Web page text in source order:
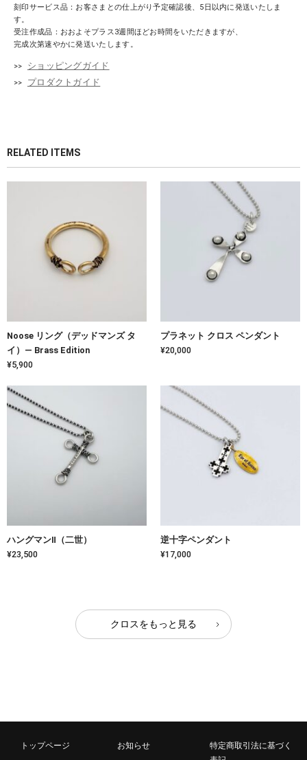
刻印サービス品：お客さまとの仕上がり予定確認後、5日以内に発送いたしま
す。
受注作成品：おおよそプラス3週間ほどお時間をいただきますが、
完成次第速やかに発送いたします。
ショッピングガイド
プロダクトガイド
RELATED ITEMS
Noose リング（デッドマンズ タ
イ）— Brass Edition
¥5,900
プラネット クロス ペンダント
¥20,000
ハングマンⅡ（二世）
¥23,500
逆十字ペンダント
¥17,000
クロスをもっと見る
トップページ お知らせ
特定商取引法に基づく